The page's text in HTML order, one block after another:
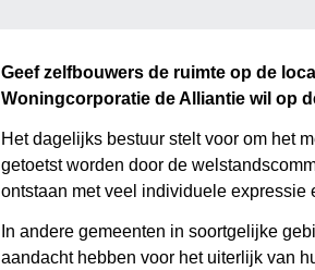
Geef zelfbouwers de ruimte op de
Woningcorporatie de Alliantie wil op
Het dagelijks bestuur stelt voor om het
getoetst worden door de
ontstaan met veel individuele expressie
In andere gemeenten in soortgelijke
aandacht hebben voor het uiterlijk van